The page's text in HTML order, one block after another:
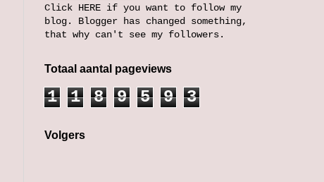
Click HERE if you want to follow my
blog. Blogger has changed something,
that why can't see my followers.
Totaal aantal pageviews
1 1 8 9 5 9 3
Volgers